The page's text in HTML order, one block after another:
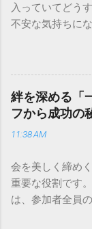
入っていてどう
不安な気持ちに
きできる？」と
通運は企業間物
向けの宅配サー
目的に合わせた
は、荷物の追跡
手順まで、初め
本全国に広範な
重量物や大型の
実績を誇ります
絆を深める「
フから成功の
11:38 AM
会を美しく締め
重要な役割です
は、参加者全員